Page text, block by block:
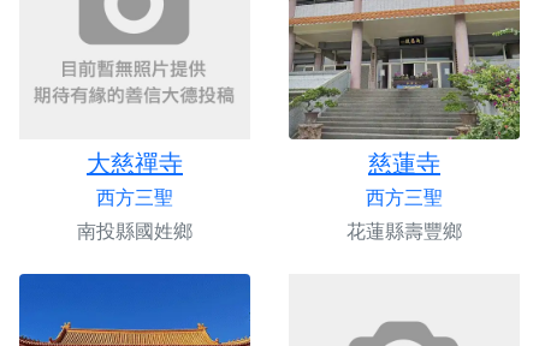
大慈禪寺
西方三聖
南投縣國姓鄉
慈蓮寺
西方三聖
花蓮縣壽豐鄉